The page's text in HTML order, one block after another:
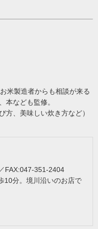
米製造者からも相談が来る
本なども監修。
方、美味しい炊き方など）
FAX:047-351-2404
10分。境川沿いのお店で